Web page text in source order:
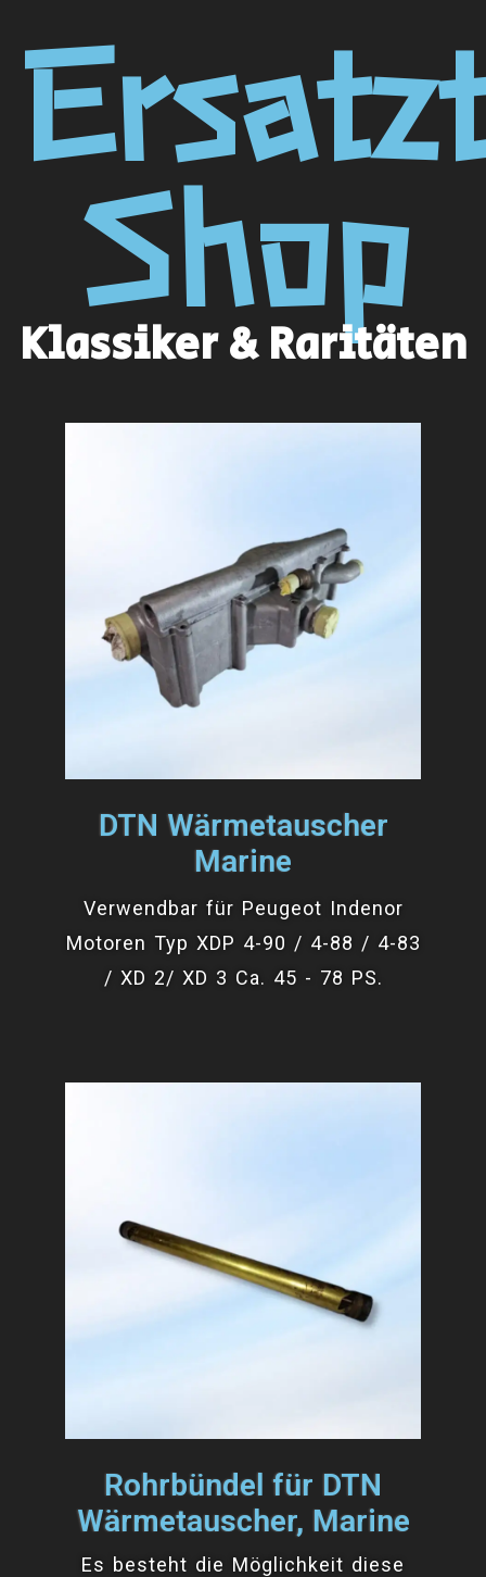
Shop
Klassiker & Raritäten
DTN Wärmetauscher
Marine
Verwendbar für Peugeot Indenor
Motoren Typ XDP 4-90 / 4-88 / 4-83
/ XD 2/ XD 3 Ca. 45 - 78 PS.
Rohrbündel für DTN
Wärmetauscher, Marine
Es besteht die Möglichkeit diese